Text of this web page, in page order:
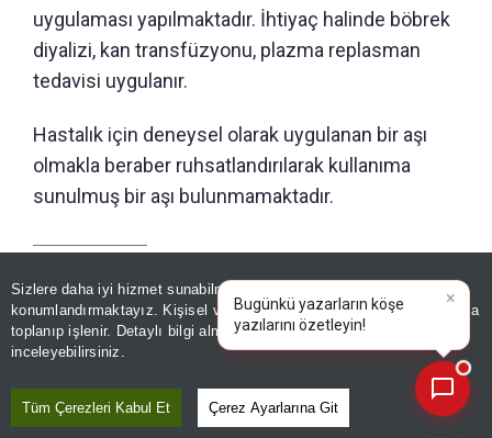
Sizlere daha iyi hizmet sunabilmek adına sitemizde
konumlandırmaktayız. Kişisel verileriniz, KVKK ve GDPR kapsamında
toplanıp işlenir. Detaylı bilgi almak içinAydınlatma Metnimizi
inceleyebilirsiniz.
Tüm Çerezleri Kabul Et Çerez Ayarlarına Git
uygulaması yapılmaktadır. İhtiyaç halinde böbrek
diyalizi, kan transfüzyonu, plazma replasman
tedavisi uygulanır.
Hastalık için deneysel olarak uygulanan bir aşı
olmakla beraber ruhsatlandırılarak kullanıma
sunulmuş bir aşı bulunmamaktadır.
Paylaş
Yayın Tarihi
Haberle İlgili Daha Fazlası
Bugünkü yazarların köşe yazıl